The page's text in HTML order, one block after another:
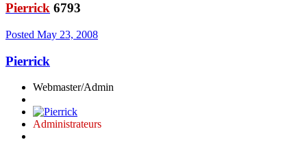
Pierrick 6793
Posted May 23, 2008
Pierrick
Webmaster/Admin
Administrateurs